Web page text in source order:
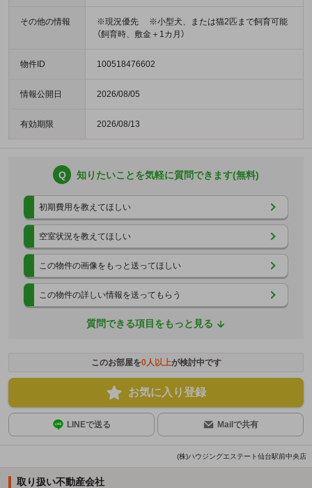
その他の情報
※現況優先 ※小型犬、または猫2匹まで飼育可能
（飼育時、敷金＋1カ月）
物件ID 100518476602
情報公開日 2026/08/05
有効期限 2026/08/13
Q 知りたいことを気軽に質問できます(無料)
初期費用を教えてほしい
空室状況を教えてほしい
この物件の画像をもっと送ってほしい
この物件の詳しい情報を送ってもらう
質問できる項目をもっと見る
このお部屋を0人以上が検討中です
お気に入り登録
LINEで送る Mailで共有
(株)ハウジングエステート仙台駅前中央店
取り扱い不動産会社